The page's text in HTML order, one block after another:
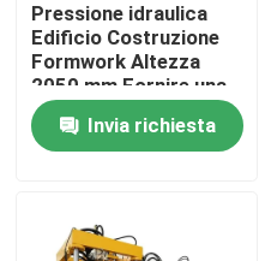
Casa
Prodotti
Su di noi
Pressione idraulica
Edificio Costruzione
Formwork Altezza
2050 mm Fornire una
struttura robusta e
soluzioni di
assemblaggio sul sito
Invia richiesta